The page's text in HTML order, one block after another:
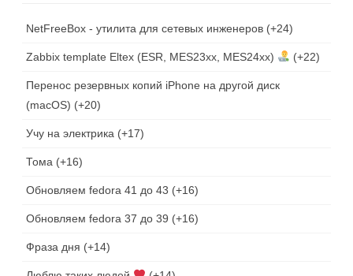
NetFreeBox - утилита для сетевых инженеров +24
Zabbix template Eltex (ESR, MES23xx, MES24xx) +22
Перенос резервных копий iPhone на другой диск
(macOS)
+20
Учу на электрика +17
Тома +16
Обновляем fedora 41 до 43 +16
Обновляем fedora 37 до 39 +16
Фраза дня +14